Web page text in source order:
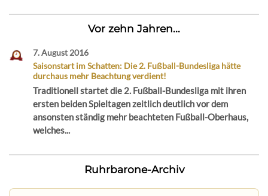
Vor zehn Jahren...
7. August 2016
Saisonstart im Schatten: Die 2. Fußball-Bundesliga hätte
durchaus mehr Beachtung verdient!
Traditionell startet die 2. Fußball-Bundesliga mit ihren
ersten beiden Spieltagen zeitlich deutlich vor dem
ansonsten ständig mehr beachteten Fußball-Oberhaus,
welches...
Ruhrbarone-Archiv